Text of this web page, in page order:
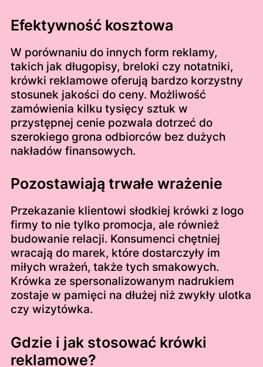
Efektywność kosztowa
W porównaniu do innych form reklamy,
takich jak długopisy, breloki czy notatniki,
krówki reklamowe oferują bardzo korzystny
stosunek jakości do ceny. Możliwość
zamówienia kilku tysięcy sztuk w
przystępnej cenie pozwala dotrzeć do
szerokiego grona odbiorców bez dużych
nakładów finansowych.
Pozostawiają trwałe wrażenie
Przekazanie klientowi słodkiej krówki z logo
firmy to nie tylko promocja, ale również
budowanie relacji. Konsumenci chętniej
wracają do marek, które dostarczyły im
miłych wrażeń, także tych smakowych.
Krówka ze spersonalizowanym nadrukiem
zostaje w pamięci na dłużej niż zwykły ulotka
czy wizytówka.
Gdzie i jak stosować krówki
reklamowe?